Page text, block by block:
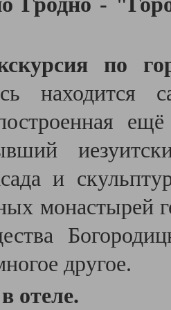
по
находится
и
монастырей
другое.
отеле.